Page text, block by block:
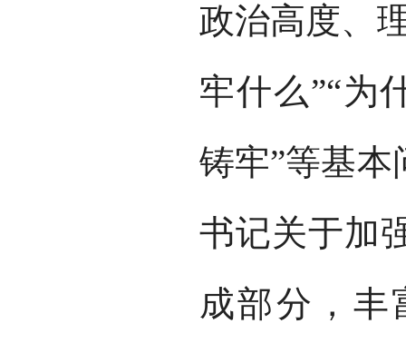
政治高度、
牢什么”“为
铸牢”等基
书记关于加
成部分，丰